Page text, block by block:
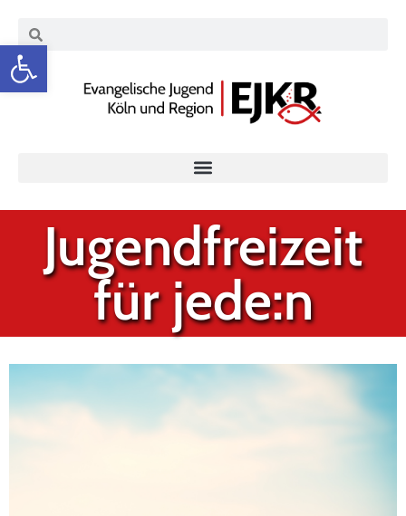
Werkzeugleiste öffnen
Jugendfreizeit
für jede:n